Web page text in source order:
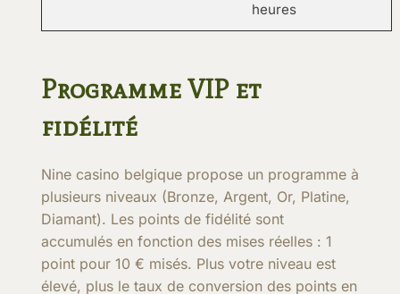
heures
Programme VIP et
fidélité
Nine casino belgique propose un programme à
plusieurs niveaux (Bronze, Argent, Or, Platine,
Diamant). Les points de fidélité sont
accumulés en fonction des mises réelles : 1
point pour 10 € misés. Plus votre niveau est
élevé, plus le taux de conversion des points en